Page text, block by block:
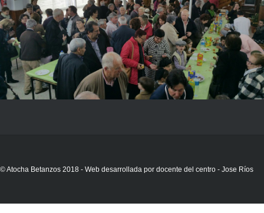
© Atocha Betanzos 2018 - Web desarrollada por docente del centro - Jose Ríos